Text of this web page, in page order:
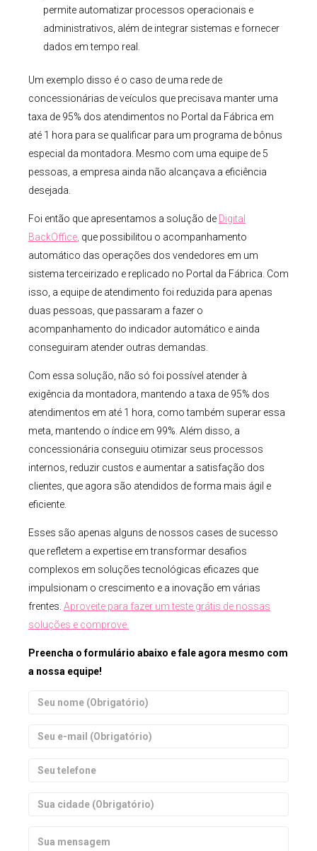
permite automatizar processos operacionais e
administrativos, além de integrar sistemas e fornecer
dados em tempo real.
Um exemplo disso é o caso de uma rede de
concessionárias de veículos que precisava manter uma
taxa de 95% dos atendimentos no Portal da Fábrica em
até 1 hora para se qualificar para um programa de bônus
especial da montadora. Mesmo com uma equipe de 5
pessoas, a empresa ainda não alcançava a eficiência
desejada.
Foi então que apresentamos a solução de Digital
BackOffice que possibilitou o acompanhamento
automático das operações dos vendedores em um
sistema terceirizado e replicado no Portal da Fábrica. Com
isso, a equipe de atendimento foi reduzida para apenas
duas pessoas, que passaram a fazer o
acompanhamento do indicador automático e ainda
conseguiram atender outras demandas.
Com essa solução, não só foi possível atender à
exigência da montadora, mantendo a taxa de 95% dos
atendimentos em até 1 hora, como também superar essa
meta, mantendo o índice em 99%. Além disso, a
concessionária conseguiu otimizar seus processos
internos, reduzir custos e aumentar a satisfação dos
clientes, que agora são atendidos de forma mais ágil e
eficiente.
Esses são apenas alguns de nossos cases de sucesso
que refletem a expertise em transformar desafios
complexos em soluções tecnológicas eficazes que
impulsionam o crescimento e a inovação em várias
frentes. Aproveite para fazer um teste grátis de nossas
soluções e comprove.
Preencha o formulário abaixo e fale agora mesmo com
a nossa equipe!